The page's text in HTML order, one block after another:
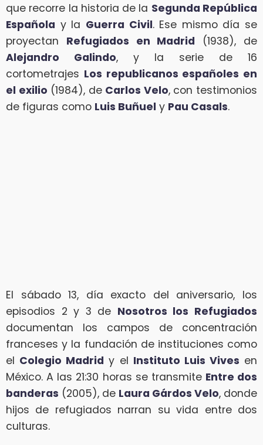
que recorre la historia de la Segunda República
Española y la Guerra Civil. Ese mismo día se
proyectan Refugiados en Madrid (1938), de
Alejandro Galindo, y la serie de 16
cortometrajes Los republicanos españoles en
el exilio (1984), de Carlos Velo, con testimonios
de figuras como Luis Buñuel y Pau Casals.
El sábado 13, día exacto del aniversario, los
episodios 2 y 3 de Nosotros los Refugiados
documentan los campos de concentración
franceses y la fundación de instituciones como
el Colegio Madrid y el Instituto Luis Vives en
México. A las 21:30 horas se transmite Entre dos
banderas (2005), de Laura Gárdos Velo, donde
hijos de refugiados narran su vida entre dos
culturas.